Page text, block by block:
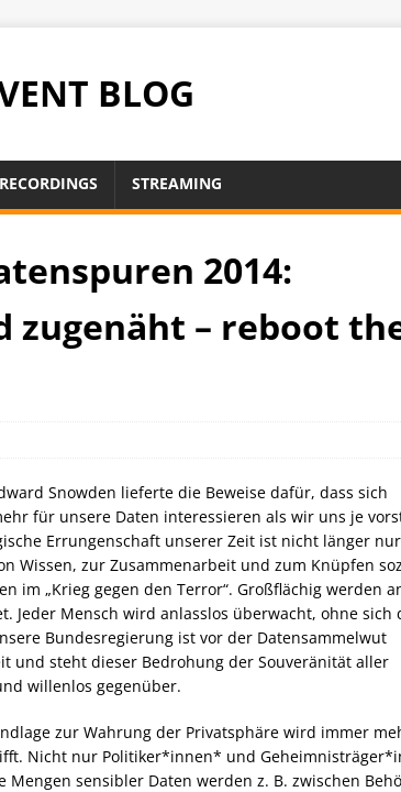
BLOG
RECORDINGS STREAMING
2014:
zugenäht – reboot
Snowden lieferte die Beweise dafür, dass sich
für unsere Daten interessieren als wir uns je
Errungenschaft unserer Zeit ist nicht länger
Wissen, zur Zusammenarbeit und zum Knüpfen
im „Krieg gegen den Terror“. Großflächig werden
Jeder Mensch wird anlasslos überwacht, ohne sich
Bundesregierung ist vor der Datensammelwut
und steht dieser Bedrohung der Souveränität aller
willenlos gegenüber.
zur Wahrung der Privatsphäre wird immer
Nicht nur Politiker*innen* und
Mengen sensibler Daten werden z. B. zwischen